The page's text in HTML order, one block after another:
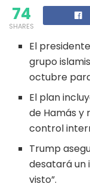
74
SHARES
El
grupo
octubre
El plan
de Hamás y
control
Trump
desatará un
visto”.